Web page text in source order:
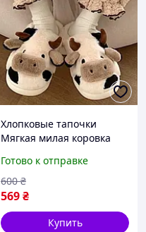
Хлопковые тапочки
Мягкая милая коровка
теплые тапочки 34-35
(наш размер 31-32)
Готово к отправке
569₴
600 ₴
Купить